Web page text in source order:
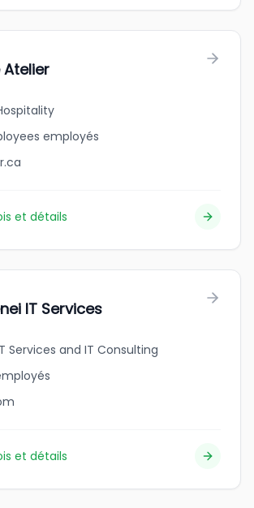
Atelier
employés
et détails
IT Services
Services and IT Consulting
et détails